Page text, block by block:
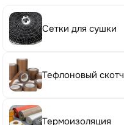
Сетки для сушки
Тефлоновый скотч
Термоизоляция